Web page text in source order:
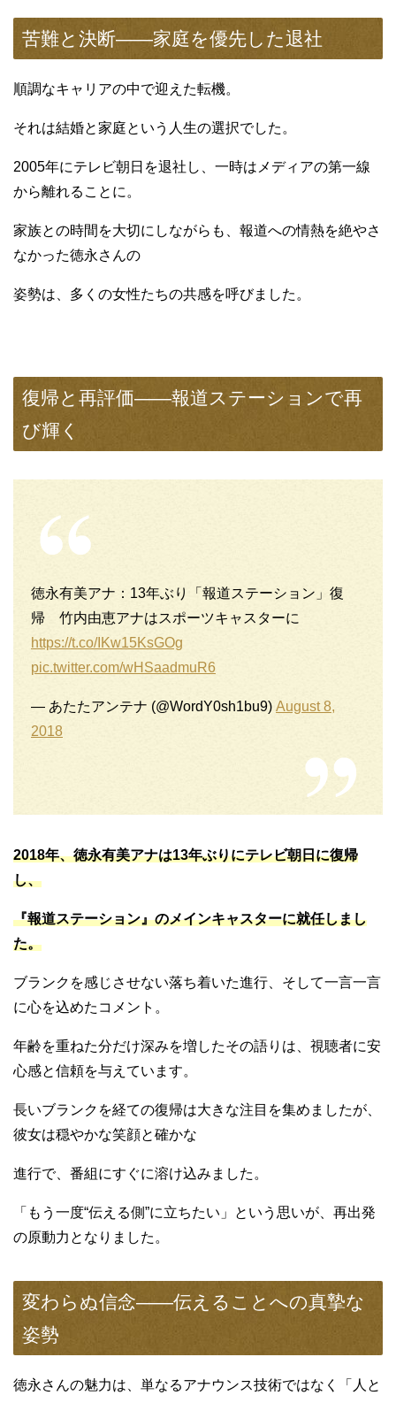
苦難と決断——家庭を優先した退社
順調なキャリアの中で迎えた転機。
それは結婚と家庭という人生の選択でした。
2005年にテレビ朝日を退社し、一時はメディアの第一線
から離れることに。
家族との時間を大切にしながらも、報道への情熱を絶やさ
なかった徳永さんの
姿勢は、多くの女性たちの共感を呼びました。
復帰と再評価——報道ステーションで再
び輝く
徳永有美アナ：13年ぶり「報道ステーション」復
帰 竹内由恵アナはスポーツキャスターに
https://t.co/IKw15KsGOg
pic.twitter.com/wHSaadmuR6
— あたたアンテナ (@WordY0sh1bu9) August 8,
2018
2018年、徳永有美アナは13年ぶりにテレビ朝日に復帰
し、
『報道ステーション』のメインキャスターに就任しまし
た。
ブランクを感じさせない落ち着いた進行、そして一言一言
に心を込めたコメント。
年齢を重ねた分だけ深みを増したその語りは、視聴者に安
心感と信頼を与えています。
長いブランクを経ての復帰は大きな注目を集めましたが、
彼女は穏やかな笑顔と確かな
進行で、番組にすぐに溶け込みました。
「もう一度“伝える側”に立ちたい」という思いが、再出発
の原動力となりました。
変わらぬ信念——伝えることへの真摯な
姿勢
徳永さんの魅力は、単なるアナウンス技術ではなく「人と